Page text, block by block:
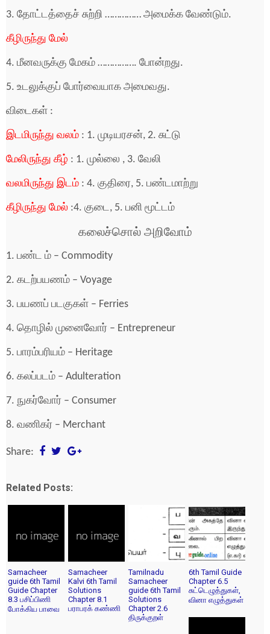
3. தோட்டத்தைச் சுற்றி …………… அமைக்க வேண்டும்.
கீழிருந்து மேல்
4. மீனவருக்கு மேகம் ……………. போன்றது.
5. உடலுக்குப் போர்வையாக அமைவது.
விடைகள் :
இடமிருந்து வலம் : 1. முடியரசன், 2. சுட்டு
மேலிருந்து கீழ் : 1. முல்லை , 3. வேலி
வலமிருந்து இடம் : 4. குதிரை, 5. பண்டமாற்று
கீழிருந்து மேல் :4. குடை, 5. பனி மூட்டம்
கலைச்சொல் அறிவோம்
1. பண்ட ம் – Commodity
2. கடற்பயணம் – Voyage
3. பயணப் படகுகள் – Ferries
4. தொழில் முனைவோர் – Entrepreneur
5. பாரம்பரியம் – Heritage
6. கலப்படம் – Adulteration
7. நுகர்வோர் – Consumer
8. வணிகர் – Merchant
Share:
Related Posts:
Samacheer
guide 6th Tamil
Guide Chapter
8.3 பசிப்பிணி
போக்கிய பாவை
Samacheer
Kalvi 6th Tamil
Solutions
Chapter 8.1
பராபரக் கண்ணி
Tamilnadu
Samacheer
guide 6th Tamil
Solutions
Chapter 2.6
திருக்குறள்
6th Tamil Guide
Chapter 6.5
சுட்டெழுத்துகள்,
வினா எழுத்துகள்